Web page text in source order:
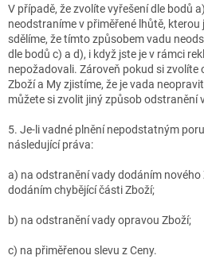
V případě, že zvolíte vyřešení dle bodů
neodstraníme v přiměřené lhůtě, kterou
sdělíme, že tímto způsobem vadu
dle bodů c) a d), i když jste je v rámci
nepožadovali. Zároveň pokud si
Zboží a My zjistíme, že je vada
můžete si zvolit jiný způsob odstranění
5. Je-li vadné plnění nepodstatným
následující práva:
a) na odstranění vady dodáním nového
dodáním chybějící části Zboží;
b) na odstranění vady opravou Zboží;
c) na přiměřenou slevu z Ceny.